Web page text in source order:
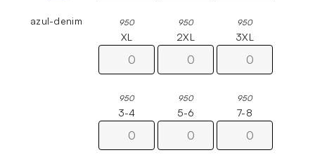
azul-denim 950 950 950
XL
950
2XL
950
3XL
950
3-4 5-6 7-8